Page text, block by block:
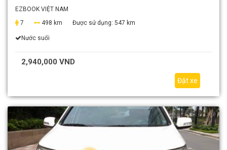
EZBOOK VIỆT NAM
7
498 km Được sử dụng: 547 km
Nước suối
2,940,000 VND
Đặt xe